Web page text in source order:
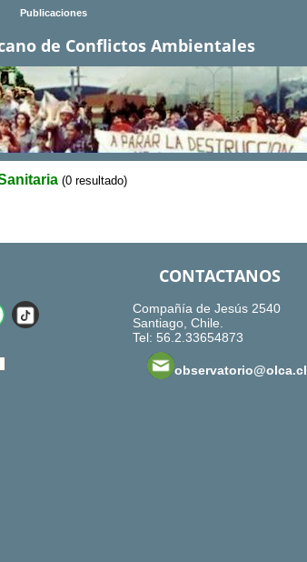
Publicaciones
de Conflictos Ambientales
(0 resultado)
CONTACTANOS
Compañía de Jesús 2540
Santiago, Chile.
Tel: 56.2.33654873
observatorio@olca.cl